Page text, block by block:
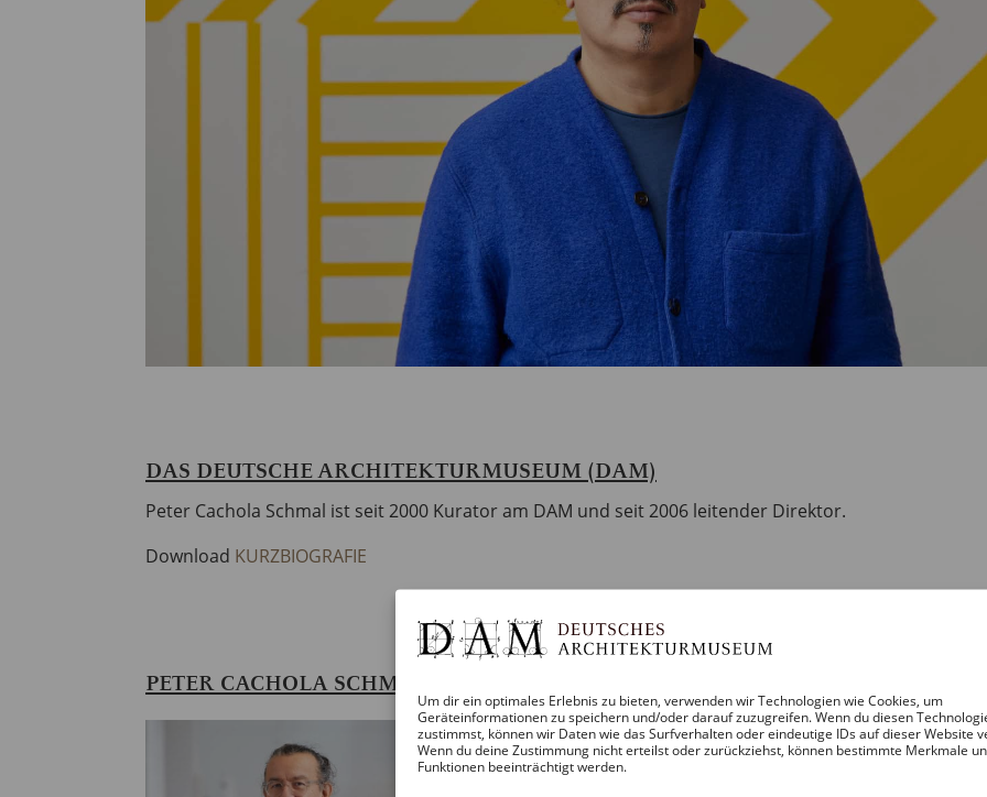
Um dir ein optimales Erlebnis zu bieten, verwenden wir Technologien wie Cookies, um
Geräteinformationen zu speichern und/oder darauf zuzugreifen. Wenn du diesen
zustimmst, können wir Daten wie das Surfverhalten oder eindeutige IDs auf dieser Website
Wenn du deine Zustimmung nicht erteilst oder zurückziehst, können bestimmte Merkmale
Funktionen beeinträchtigt werden.
DAS DEUTSCHE ARCHITEKTURMUSEUM (DAM)
Peter Cachola Schmal ist seit 2000 Kurator am DAM und seit 2006 leitender Direktor.
Download KURZBIOGRAFIE
PETER CACHOLA SCHMAL